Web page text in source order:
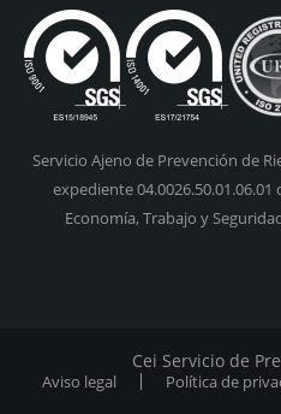
Servicio Ajeno de Prevención de
expediente
Economía, Trabajo y
Cei Servicio de
Aviso legal Política de